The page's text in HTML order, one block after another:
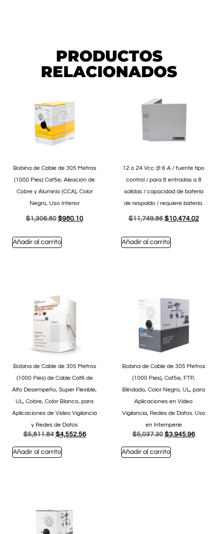
PRODUCTOS
RELACIONADOS
Bobina de Cable de 305 Metros
(1000 Pies) Cat5e, Aleación de
Cobre y Aluminio (CCA), Color
Negro, Uso Interior
$1,306.80 $980.10
Añadir al carrito
12 o 24 Vcc @ 6 A / fuente tipo
control / para 8 entradas a 8
salidas / capacidad de batería
de respaldo / requiere batería.
$11,749.86 $10,474.02
Añadir al carrito
Bobina de Cable de 305 Metros
(1000 Pies) de Cable Cat6 de
Alto Desempeño, Super Flexible,
UL, Cobre, Color Blanco, para
Aplicaciones de Video Vigilancia
y Redes de Datos
$5,811.84 $4,552.56
Añadir al carrito
Bobina de Cable de 305 Metros
(1000 Pies), Cat5e, FTP,
Blindado, Color Negro, UL, para
Aplicaciones en Video
Vigilancia, Redes de Datos. Uso
en Intemperie
$5,037.30 $3,945.96
Añadir al carrito